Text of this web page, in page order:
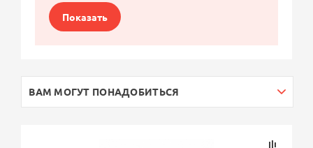
Показать
ВАМ МОГУТ ПОНАДОБИТЬСЯ